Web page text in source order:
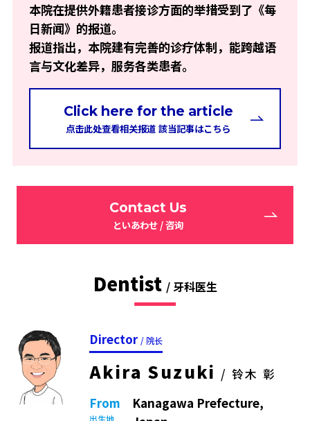
本院在提供外籍患者接诊方面的举措受到了《每
日新闻》的报道。
报道指出，本院建有完善的诊疗体制，能跨越语
言与文化差异，服务各类患者。
Click here for the article
点击此处查看相关报道 該当記事はこちら
Contact Us
といあわせ / 咨询
Dentist / 牙科医生
Director / 院长
Akira Suzuki / 铃木 彰
From
出生地
Kanagawa Prefecture,